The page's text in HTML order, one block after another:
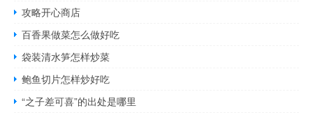
攻略开心商店
百香果做菜怎么做好吃
袋装清水笋怎样炒菜
鲍鱼切片怎样炒好吃
“之子差可喜”的出处是哪里